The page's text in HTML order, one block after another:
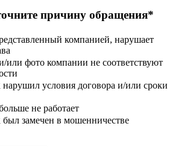
причину обращения*
компанией, нарушает
или фото компании не соответствуют
условия договора и/или сроки
не работает
замечен в мошенничестве